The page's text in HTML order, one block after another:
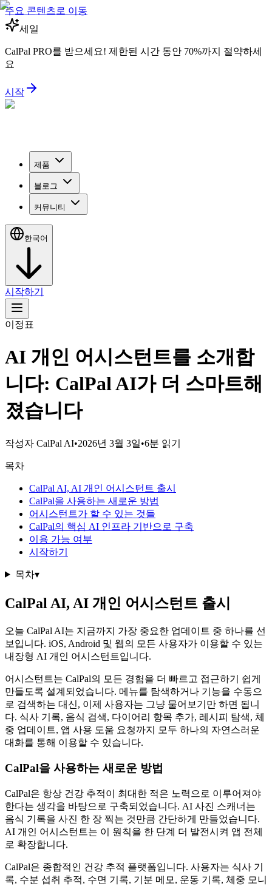
주요 콘텐츠로 이동
세일
CalPal PRO를 받으세요! 제한된 시간 동안 70%까지 절약하세
요
시작
제품
블로그
커뮤니티
한국어
시작하기
이정표
AI 개인 어시스턴트를 소개합
니다: CalPal AI가 더 스마트해
졌습니다
작성자 CalPal AI•2026년 3월 3일•6분 읽기
목차
CalPal AI, AI 개인 어시스턴트 출시
CalPal을 사용하는 새로운 방법
어시스턴트가 할 수 있는 것들
CalPal의 핵심 AI 인프라 기반으로 구축
이용 가능 여부
시작하기
목차▾
CalPal AI, AI 개인 어시스턴트 출시
오늘 CalPal AI는 지금까지 가장 중요한 업데이트 중 하나를 선
보입니다. iOS, Android 및 웹의 모든 사용자가 이용할 수 있는
내장형 AI 개인 어시스턴트입니다.
어시스턴트는 CalPal의 모든 경험을 더 빠르고 접근하기 쉽게
만들도록 설계되었습니다. 메뉴를 탐색하거나 기능을 수동으
로 검색하는 대신, 이제 사용자는 그냥 물어보기만 하면 됩니
다. 식사 기록, 음식 검색, 다이어리 항목 추가, 레시피 탐색, 체
중 업데이트, 앱 사용 도움 요청까지 모두 하나의 자연스러운
대화를 통해 이용할 수 있습니다.
CalPal을 사용하는 새로운 방법
CalPal은 항상 건강 추적이 최대한 적은 노력으로 이루어져야
한다는 생각을 바탕으로 구축되었습니다. AI 사진 스캐너는
음식 기록을 사진 한 장 찍는 것만큼 간단하게 만들었습니다.
AI 개인 어시스턴트는 이 원칙을 한 단계 더 발전시켜 앱 전체
로 확장합니다.
CalPal은 종합적인 건강 추적 플랫폼입니다. 사용자는 식사 기
록, 수분 섭취 추적, 수면 기록, 기분 메모, 운동 기록, 체중 모니